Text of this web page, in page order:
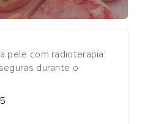
pele com radioterapia:
durante o